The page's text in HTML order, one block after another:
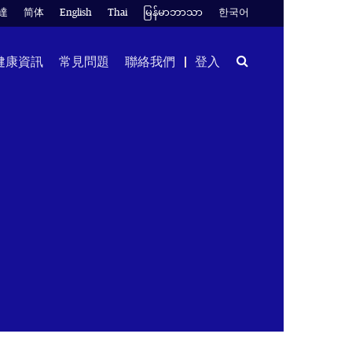
简体 English Thai မြန်မာဘာသာ 한국어
康資訊 常見問題 聯絡我們 登入 Search